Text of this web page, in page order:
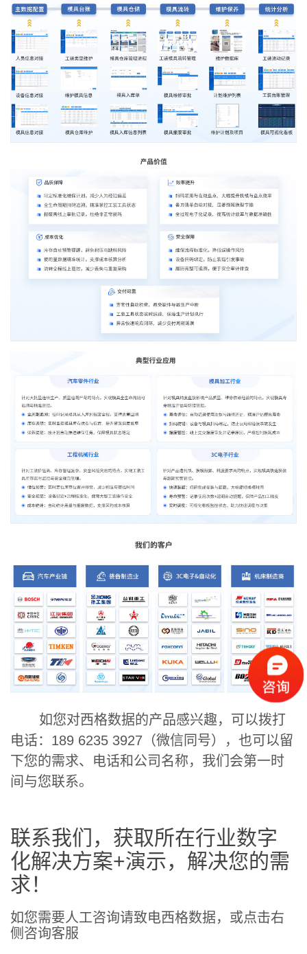
如您对西格数据的产品感兴趣，可以拨打
电话：189 6235 3927（微信同号），也可以留
下您的需求、电话和公司名称，我们会第一时
间与您联系。
联系我们，获取所在行业数字
化解决方案+演示，解决您的需
求！
如您需要人工咨询请致电西格数据，或点击右
侧咨询客服